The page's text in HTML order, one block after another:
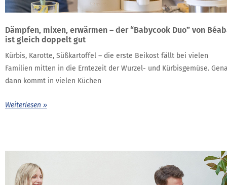
Dämpfen, mixen, erwärmen – der “Babycook Duo” von
ist gleich doppelt gut
Kürbis, Karotte, Süßkartoffel – die erste Beikost fällt bei vielen
Familien mitten in die Erntezeit der Wurzel- und Kürbisgemüse.
dann kommt in vielen Küchen
Weiterlesen »